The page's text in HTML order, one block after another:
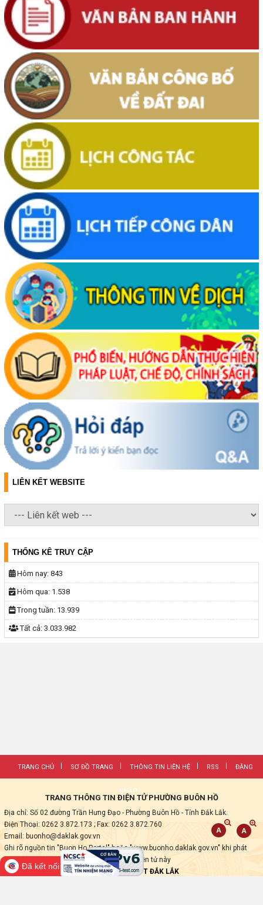
LIÊN KẾT WEBSITE
THỐNG KÊ TRUY CẬP
Hôm nay: 843
Hôm qua: 1.538
Trong tuần: 13.939
Tất cả: 3.033.982
TRANG CHỦ SƠ ĐỒ TRANG THÔNG TIN LIÊN HỆ RSS ĐĂNG
NHẬP
TRANG THÔNG TIN ĐIỆN TỬ PHƯỜNG BUÔN HỒ
Địa chỉ: Số 02 đường Trần Hưng Đạo - Phường Buôn Hồ - Tỉnh Đắk Lắk.
Điện Thoại: 0262 3.872.173 ; Fax: 0262 3.872.760
Email: buonho@daklak.gov.vn
Ghi rõ nguồn tin "Buon Ho Portal" hoặc "www.buonho.daklak.gov.vn" khi phát
hành lại các thông tin từ Trang thông tin điện tử này
Thực hiện bởiVNPT ĐẮK LẮK
Đã kết nối EMC